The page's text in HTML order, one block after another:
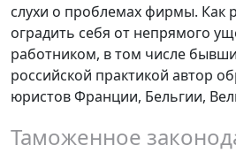
слухи о проблемах фирмы. Как
оградить себя от непрямого
работником, в том числе
российской практикой автор
юристов Франции, Бельгии,
Таможенное